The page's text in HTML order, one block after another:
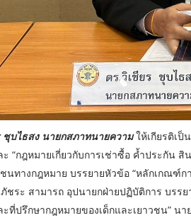
ชุบไธสง นายกสภาทนายความให้เกียรติเป็
“กฎหมายเกี่ยวกับการเช่าซื้อ ค้ำประกัน
นทางกฎหมาย บรรยายหัวข้อ “หลักเกณฑ์
ชระ สามารถ อุปนายกฝ่ายปฏิบัติการ บร
ที่ปรึกษากฎหมายของเด็กและเยาวชน” น